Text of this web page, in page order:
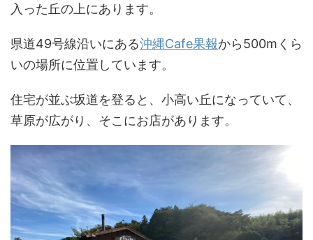
入った丘の上にあります。
県道49号線沿いにある沖縄Cafe果報から500mくら
いの場所に位置しています。
住宅が並ぶ坂道を登ると、小高い丘になっていて、
草原が広がり、そこにお店があります。